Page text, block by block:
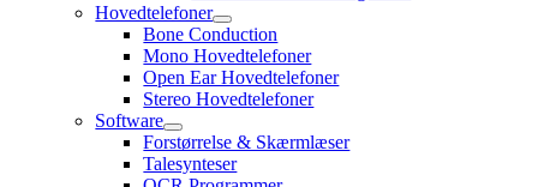
Hovedtelefoner
Bone Conduction
Mono Hovedtelefoner
Open Ear Hovedtelefoner
Stereo Hovedtelefoner
Software
Forstørrelse & Skærmlæser
Talesynteser